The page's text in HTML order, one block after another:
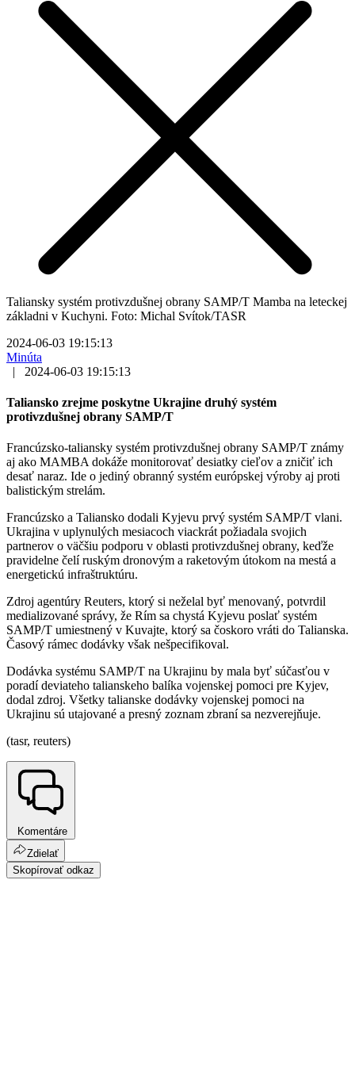
Taliansky systém protivzdušnej obrany SAMP/T Mamba na leteckej
základni v Kuchyni. Foto: Michal Svítok/TASR
2024-06-03 19:15:13
Minúta
|
2024-06-03 19:15:13
Taliansko zrejme poskytne Ukrajine druhý systém
protivzdušnej obrany SAMP/T
Francúzsko-taliansky systém protivzdušnej obrany SAMP/T známy
aj ako MAMBA dokáže monitorovať desiatky cieľov a zničiť ich
desať naraz. Ide o jediný obranný systém európskej výroby aj proti
balistickým strelám.
Francúzsko a Taliansko dodali Kyjevu prvý systém SAMP/T vlani.
Ukrajina v uplynulých mesiacoch viackrát požiadala svojich
partnerov o väčšiu podporu v oblasti protivzdušnej obrany, keďže
pravidelne čelí ruským dronovým a raketovým útokom na mestá a
energetickú infraštruktúru.
Zdroj agentúry Reuters, ktorý si neželal byť menovaný, potvrdil
medializované správy, že Rím sa chystá Kyjevu poslať systém
SAMP/T umiestnený v Kuvajte, ktorý sa čoskoro vráti do Talianska.
Časový rámec dodávky však nešpecifikoval.
Dodávka systému SAMP/T na Ukrajinu by mala byť súčasťou v
poradí deviateho talianskeho balíka vojenskej pomoci pre Kyjev,
dodal zdroj. Všetky talianske dodávky vojenskej pomoci na
Ukrajinu sú utajované a presný zoznam zbraní sa nezverejňuje.
(tasr, reuters)
Komentáre
Zdielať
Skopírovať odkaz